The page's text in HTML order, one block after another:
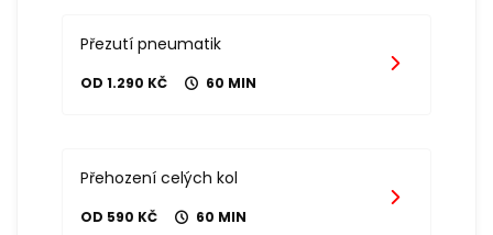
Přezutí pneumatik
OD 1.290 KČ 60 MIN
Přehození celých kol
OD 590 KČ 60 MIN